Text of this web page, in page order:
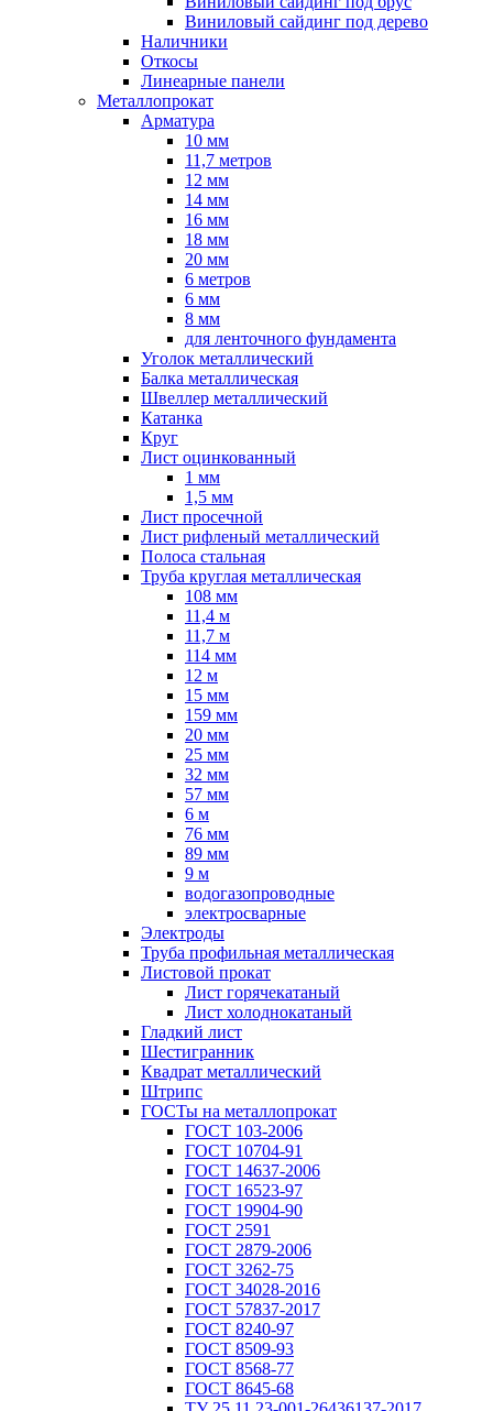
Виниловый сайдинг под дерево
Наличники
Откосы
Линеарные панели
Металлопрокат
Арматура
10 мм
11,7 метров
12 мм
14 мм
16 мм
18 мм
20 мм
6 метров
6 мм
8 мм
для ленточного фундамента
Уголок металлический
Балка металлическая
Швеллер металлический
Катанка
Круг
Лист оцинкованный
1 мм
1,5 мм
Лист просечной
Лист рифленый металлический
Полоса стальная
Труба круглая металлическая
108 мм
11,4 м
11,7 м
114 мм
12 м
15 мм
159 мм
20 мм
25 мм
32 мм
57 мм
6 м
76 мм
89 мм
9 м
водогазопроводные
электросварные
Электроды
Труба профильная металлическая
Листовой прокат
Лист горячекатаный
Лист холоднокатаный
Гладкий лист
Шестигранник
Квадрат металлический
Штрипс
ГОСТы на металлопрокат
ГОСТ 103-2006
ГОСТ 10704-91
ГОСТ 14637-2006
ГОСТ 16523-97
ГОСТ 19904-90
ГОСТ 2591
ГОСТ 2879-2006
ГОСТ 3262-75
ГОСТ 34028-2016
ГОСТ 57837-2017
ГОСТ 8240-97
ГОСТ 8509-93
ГОСТ 8568-77
ГОСТ 8645-68